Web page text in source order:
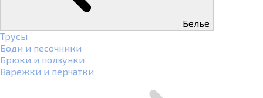
Белье
Трусы
Боди и песочники
Брюки и ползунки
Варежки и перчатки